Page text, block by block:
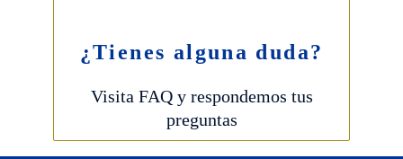
¿Tienes alguna duda?
Visita FAQ y respondemos tus
preguntas